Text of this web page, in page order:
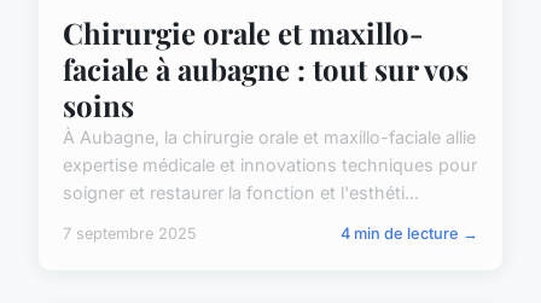
Chirurgie orale et maxillo-
faciale à aubagne : tout sur vos
soins
À Aubagne, la chirurgie orale et maxillo-faciale allie
expertise médicale et innovations techniques pour
soigner et restaurer la fonction et l'esthéti...
7 septembre 2025 4 min de lecture →